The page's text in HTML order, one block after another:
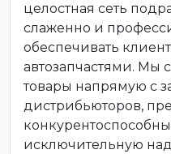
целостная сеть
слаженно и
обеспечивать
автозапчастями. Мы
товары напрямую с
дистрибьюторов,
исключительную